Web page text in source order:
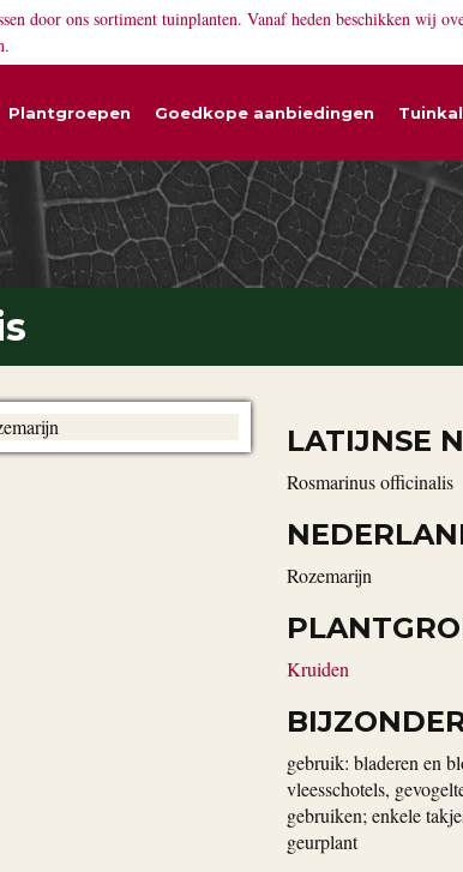
door ons sortiment tuinplanten. Vanaf heden beschikken wij
Plantgroepen Goedkope aanbiedingen
LATIJNSE
Rosmarinus officinalis
rozemarijn
Kruiden
gebruik: bladeren en
vleesschotels,
gebruiken; enkele
geurplant